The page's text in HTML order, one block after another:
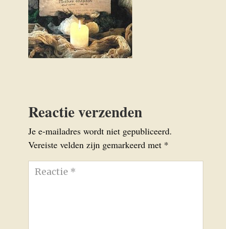
Reactie verzenden
Je e-mailadres wordt niet gepubliceerd.
Vereiste velden zijn gemarkeerd met *